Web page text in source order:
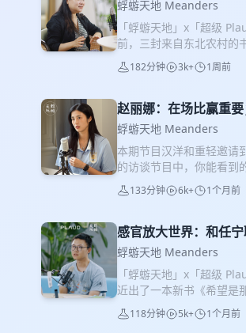
蜉蝣天地 Meanders
「蜉蝣天地」x「超级
前，三封来自东北农村的
大部分人甚至还不识字
师，十多年前在巴黎外方
的一生；也谈到了李纪老
李纪老师如何研究、看待
创节目的第三期。 作为共
话”保持着敬畏，致力于
更在守护人类通过对话去
00:24:38 走进巴黎档案
下思念 01:31:25 一个神
播客，由汉洋和重轻轮番
地 Meanders 订阅收看
182分钟 3k+ 1周前
赵丽娜：在场比赢重
蜉蝣天地 Meanders
本期节目汉洋和重轻邀请
的访谈节目中，你能看到
门将，她看待足球的视
实她是到了 20 多岁的时
也聊了一个人在面对自己
中获得一些属于自己的启
球路 00:17:33 热爱不必
创造力 00:44:49 守门员
然性 01:42:30 团队与个
宾：赵丽娜 主播：汉洋
（或共同）主持。 本期
133分钟 6k+ 1个月前
感官放大世界：和任
蜉蝣天地 Meanders
「蜉蝣天地」x「超级
近出了一本新书《希望是
熟知的生活空间，如何
鸟，如何让自然不再成为
118分钟 5k+ 1个月前